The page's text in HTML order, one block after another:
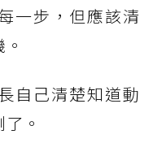
一步，但應該清
自己清楚知道動
。